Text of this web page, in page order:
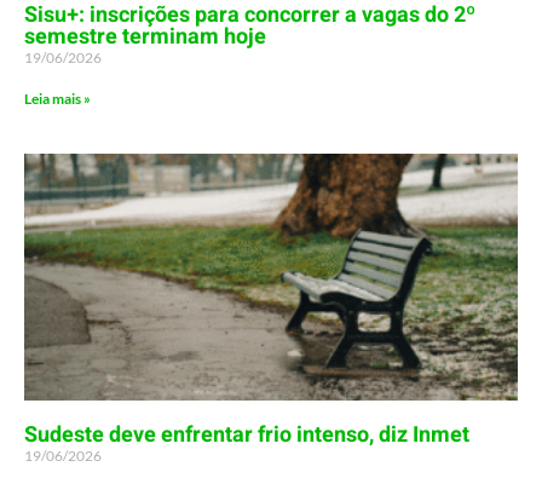
Sisu+: inscrições para concorrer a vagas do 2º
semestre terminam hoje
19/06/2026
Leia mais »
Sudeste deve enfrentar frio intenso, diz Inmet
19/06/2026